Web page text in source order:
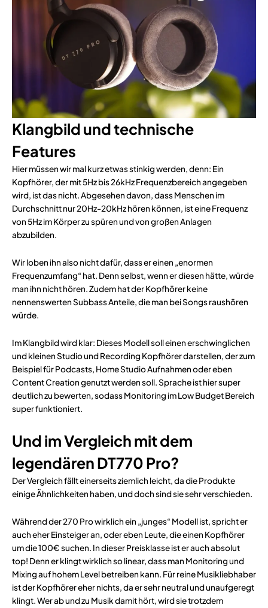
Klangbild und technische
Features
Hier müssen wir mal kurz etwas stinkig werden, denn: Ein
Kopfhörer, der mit 5Hz bis 26kHz Frequenzbereich angegeben
wird, ist das nicht. Abgesehen davon, dass Menschen im
Durchschnitt nur 20Hz-20kHz hören können, ist eine Frequenz
von 5Hz im Körper zu spüren und von großen Anlagen
abzubilden.
Wir loben ihn also nicht dafür, dass er einen „enormen
Frequenzumfang“ hat. Denn selbst, wenn er diesen hätte, würde
man ihn nicht hören. Zudem hat der Kopfhörer keine
nennenswerten Subbass Anteile, die man bei Songs raushören
würde.
Im Klangbild wird klar: Dieses Modell soll einen erschwinglichen
und kleinen Studio und Recording Kopfhörer darstellen, der zum
Beispiel für Podcasts, Home Studio Aufnahmen oder eben
Content Creation genutzt werden soll. Sprache ist hier super
deutlich zu bewerten, sodass Monitoring im Low Budget Bereich
super funktioniert.
Und im Vergleich mit dem
legendären DT770 Pro?
Der Vergleich fällt einerseits ziemlich leicht, da die Produkte
einige Ähnlichkeiten haben, und doch sind sie sehr verschieden.
Während der 270 Pro wirklich ein „junges“ Modell ist, spricht er
auch eher Einsteiger an, oder eben Leute, die einen Kopfhörer
um die 100€ suchen. In dieser Preisklasse ist er auch absolut
top! Denn er klingt wirklich so linear, dass man Monitoring und
Mixing auf hohem Level betreiben kann. Für reine Musikliebhaber
ist der Kopfhörer eher nichts, da er sehr neutral und unaufgeregt
klingt. Wer ab und zu Musik damit hört, wird sie trotzdem